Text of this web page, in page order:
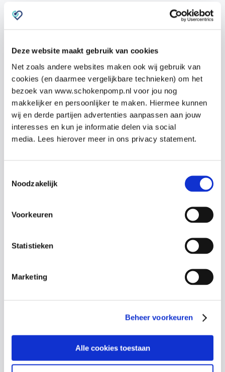
Deze website maakt gebruik van cookies
Net zoals andere websites maken ook wij gebruik van
cookies (en daarmee vergelijkbare technieken) om het
bezoek van www.schokenpomp.nl voor jou nog
makkelijker en persoonlijker te maken. Hiermee kunnen
wij en derde partijen advertenties aanpassen aan jouw
interesses en kun je informatie delen via social
media. Lees hierover meer in ons privacy statement.
Noodzakelijk
Voorkeuren
Statistieken
Marketing
Beheer voorkeuren
Alle cookies toestaan
van belang direct contact op te nemen met een
RS-vaccinatie biedt nieuwe hoop
De voorgestelde opname van de RS-vaccinatie in
het Rijksvaccinatieprogramma is een ontwikkeling
die hoop biedt voor de kinderopvang. Door kinderen
al in hun eerste levensjaar te vaccineren, wordt de
kans op uitbraken binnen de kinderopvang
contact op om te bespreken wat past bij